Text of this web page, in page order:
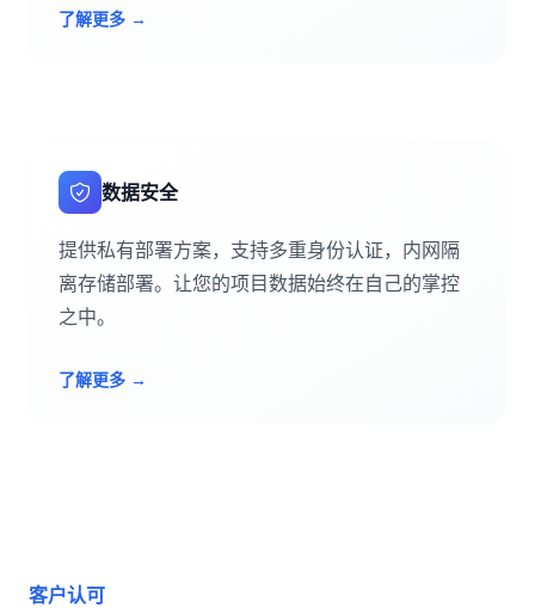
了解更多 →
数据安全
提供私有部署方案，支持多重身份认证，内网隔
离存储部署。让您的项目数据始终在自己的掌控
之中。
了解更多 →
客户认可